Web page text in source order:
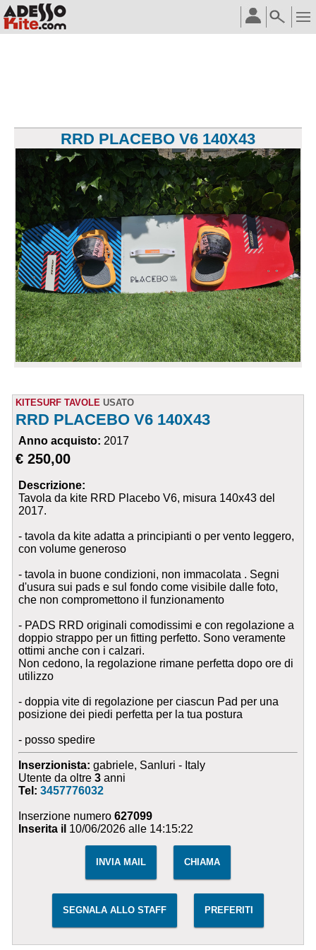
RRD PLACEBO V6 140X43
KITESURF TAVOLE USATO
RRD PLACEBO V6 140X43
Anno acquisto: 2017
€ 250,00
Descrizione:
Tavola da kite RRD Placebo V6, misura 140x43 del
2017.
- tavola da kite adatta a principianti o per vento leggero,
con volume generoso
- tavola in buone condizioni, non immacolata . Segni
d'usura sui pads e sul fondo come visibile dalle foto,
che non compromettono il funzionamento
- PADS RRD originali comodissimi e con regolazione a
doppio strappo per un fitting perfetto. Sono veramente
ottimi anche con i calzari.
Non cedono, la regolazione rimane perfetta dopo ore di
utilizzo
- doppia vite di regolazione per ciascun Pad per una
posizione dei piedi perfetta per la tua postura
- posso spedire
Inserzionista: gabriele, Sanluri - Italy
Utente da oltre3 anni
Tel:3457776032
Inserzione numero627099
Inserita il 10/06/2026 alle 14:15:22
INVIA MAIL CHIAMA
SEGNALA ALLO STAFF PREFERITI